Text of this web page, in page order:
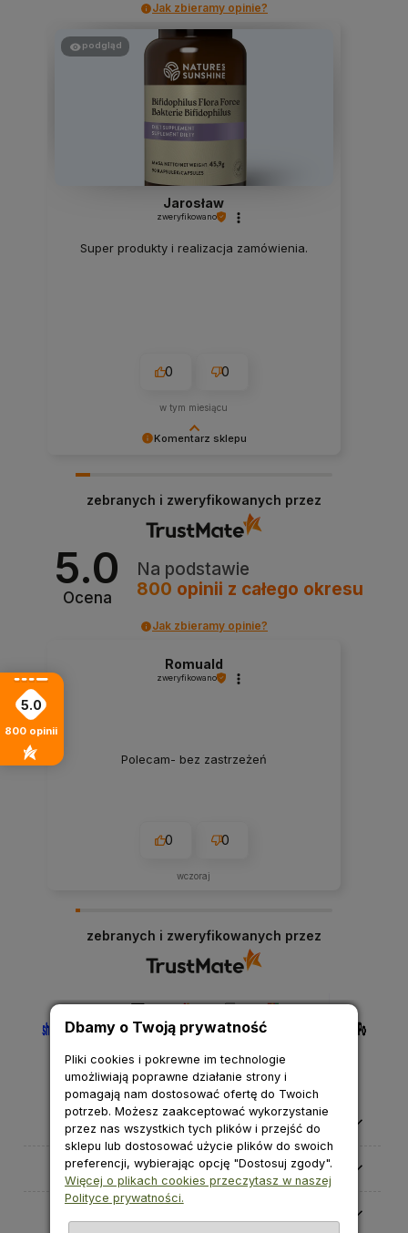
Jak zbieramy opinie?
Komentarz sklepu
sensu.
podgląd
Jarosław
zweryfikowano
Super produkty i realizacja zamówienia.
0 0
w tym miesiącu
zebranych i zweryfikowanych przez
5.0
Ocena
Na podstawie
800 opinii z całego okresu
Jak zbieramy opinie?
Romuald
zweryfikowano
Polecam- bez zastrzeżeń
0 0
wczoraj
zebranych i zweryfikowanych przez
Pomoc
Moje konto
5.0
800 opinii
Dbamy o Twoją prywatność
Pliki cookies i pokrewne im technologie
umożliwiają poprawne działanie strony i
pomagają nam dostosować ofertę do Twoich
potrzeb. Możesz zaakceptować wykorzystanie
przez nas wszystkich tych plików i przejść do
sklepu lub dostosować użycie plików do swoich
preferencji, wybierając opcję "Dostosuj zgody".
Więcej o plikach cookies przeczytasz w naszej
Polityce prywatności.